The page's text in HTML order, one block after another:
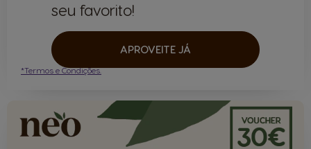
seu favorito!
APROVEITE JÁ
*Termos e Condições.